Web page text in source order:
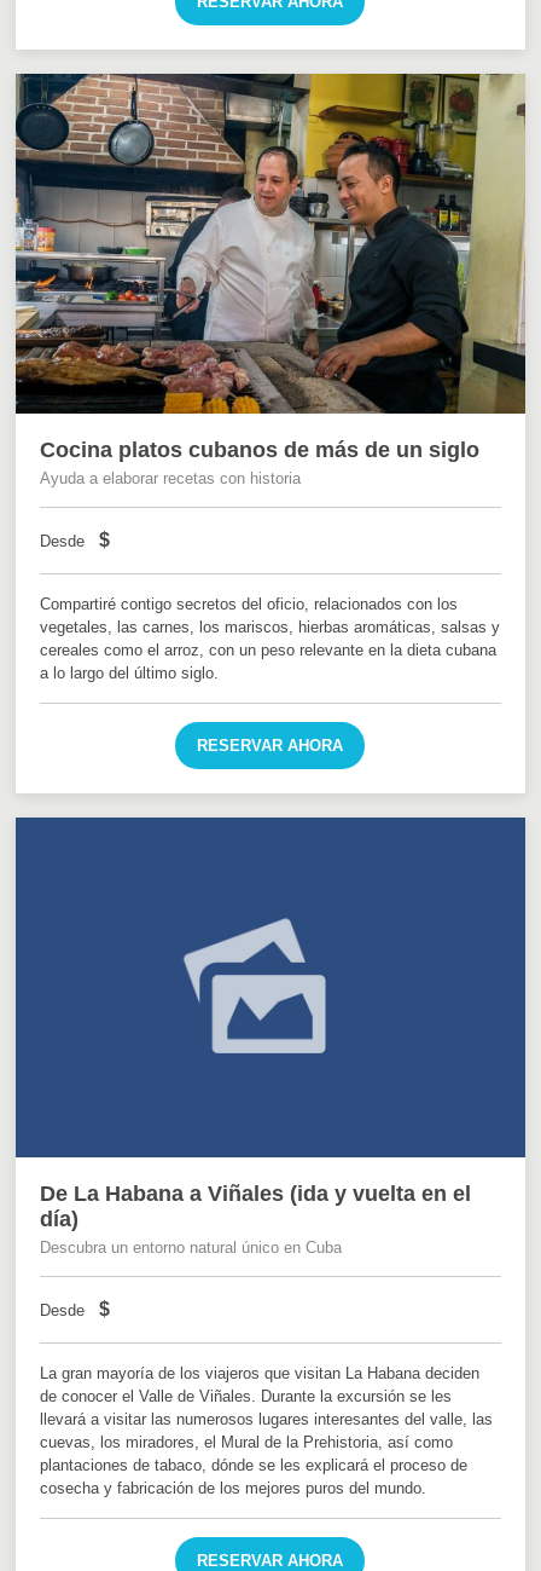
Cocina platos cubanos de más de un siglo
Ayuda a elaborar recetas con historia
Desde $
Compartiré contigo secretos del oficio, relacionados con los
vegetales, las carnes, los mariscos, hierbas aromáticas, salsas y
cereales como el arroz, con un peso relevante en la dieta cubana
a lo largo del último siglo.
RESERVAR AHORA
De La Habana a Viñales (ida y vuelta en el
día)
Descubra un entorno natural único en Cuba
Desde $
La gran mayoría de los viajeros que visitan La Habana deciden
de conocer el Valle de Viñales. Durante la excursión se les
llevará a visitar las numerosos lugares interesantes del valle, las
cuevas, los miradores, el Mural de la Prehistoria, así como
plantaciones de tabaco, dónde se les explicará el proceso de
cosecha y fabricación de los mejores puros del mundo.
RESERVAR AHORA